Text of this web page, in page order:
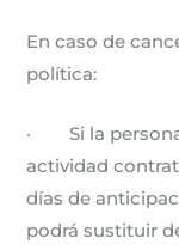
En caso de
política:
· Si la persona
actividad
días de
podrá sustituir